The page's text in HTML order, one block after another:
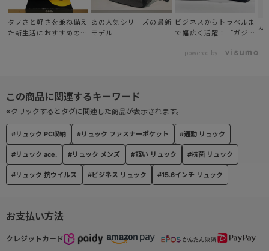
● 2WAYスルーポケット™
側面ファスナーと本体気室の双方から物の出し入れが可能なポケッ
傷が付きにくいようパイル生地を用いたメガネや
サングラス等小物収納可能なポケット。
● オーガナイザーポケット
小物雑貨を収納できる内装ポケット。
● クイックラウンドポケット
ト。左右に装備。
● セミオートマチックスライダー
お支払い方法
クレジットカード
#リュック PC収納 #リュック ファスナーポケット #通勤 リュック
#リュック ace. #リュック メンズ #軽い リュック #抗菌 リュック
#リュック 抗ウイルス #ビジネス リュック #15.6インチ リュック
※クリックするとタグに関連した商品が表示されます。
タフさと軽さを兼ね備え
た新生活におすすめのリ
あの人気シリーズの最新
モデル
ビジネスからトラベルま
で幅広く活躍！「ガジェ
ガ
powered by